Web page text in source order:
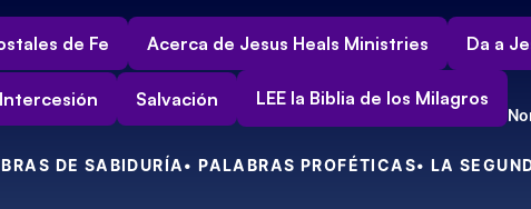
de Fe Acerca de Jesus Heals Ministries Da a
Salvación LEE la Biblia de los Milagros
DE SABIDURÍA• PALABRAS PROFÉTICAS• LA